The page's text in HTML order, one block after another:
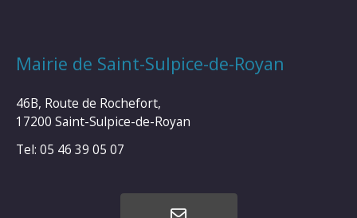
Mairie de Saint-Sulpice-de-Royan
46B, Route de Rochefort,
17200 Saint-Sulpice-de-Royan
Tel: 05 46 39 05 07